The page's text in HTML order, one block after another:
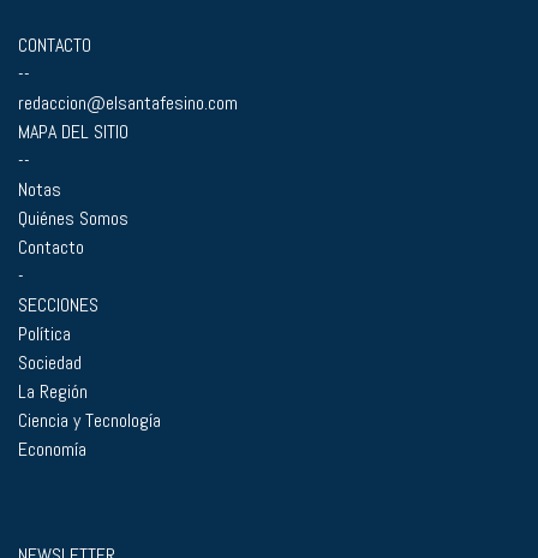
CONTACTO
--
redaccion@elsantafesino.com
MAPA DEL SITIO
--
Notas
Quiénes Somos
Contacto
-
SECCIONES
Política
Sociedad
La Región
Ciencia y Tecnología
Economía